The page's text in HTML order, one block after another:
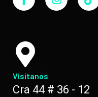
Visítanos
Cra 44 # 36 - 12